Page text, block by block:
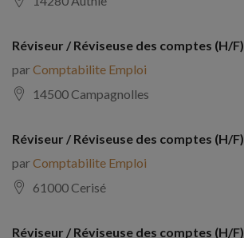
Réviseur / Réviseuse des comptes (H/F)
parComptabilite Emploi
14500 Campagnolles
Réviseur / Réviseuse des comptes (H/F)
parComptabilite Emploi
61000 Cerisé
Réviseur / Réviseuse des comptes (H/F)